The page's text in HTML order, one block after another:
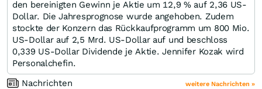
den bereinigten Gewinn je Aktie um 12,9 % auf 2,36 US-
Dollar. Die Jahresprognose wurde angehoben. Zudem
stockte der Konzern das Rückkaufprogramm um 800 Mio.
US-Dollar auf 2,5 Mrd. US-Dollar auf und beschloss
0,339 US-Dollar Dividende je Aktie. Jennifer Kozak wird
Personalchefin.
Nachrichten
weitere Nachrichten »